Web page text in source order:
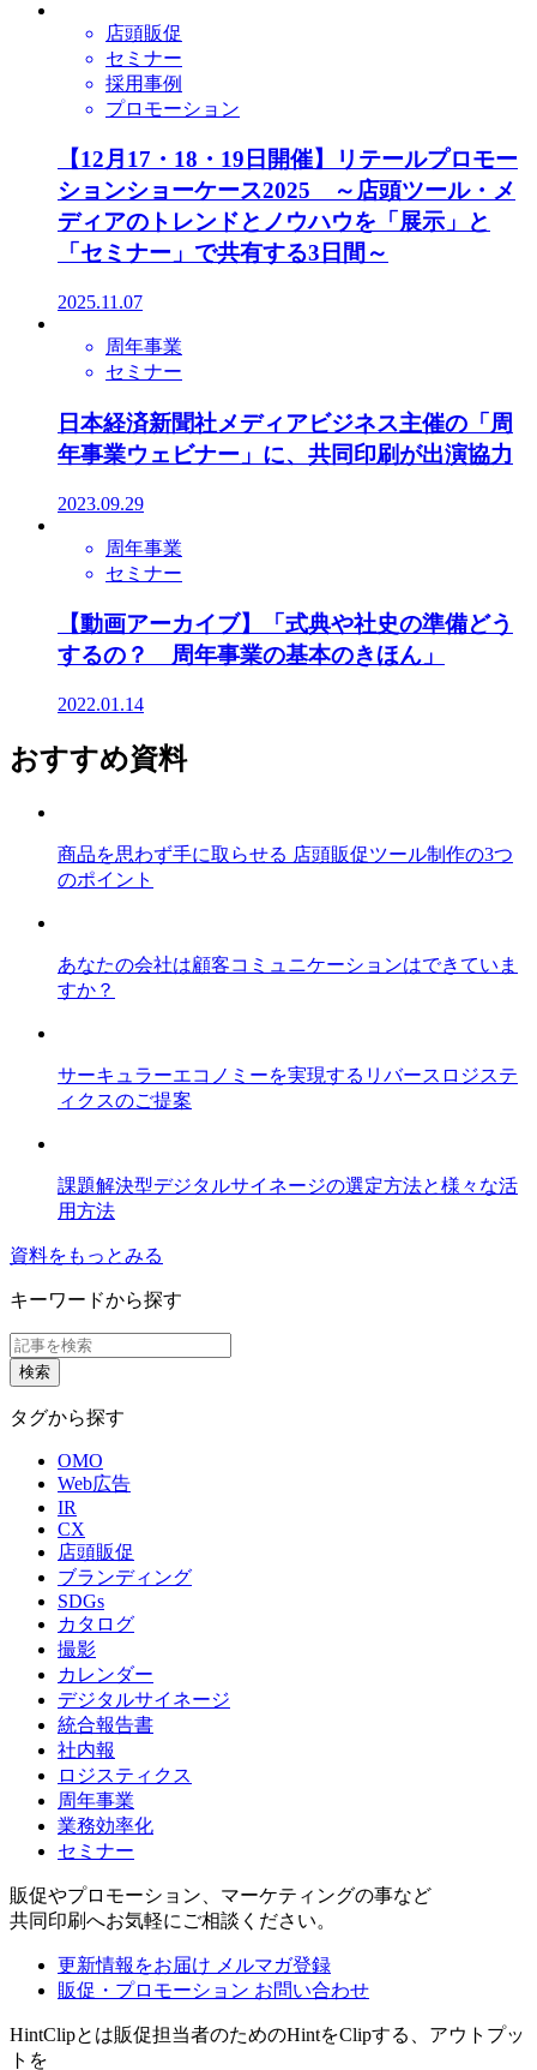
店頭販促
セミナー
採用事例
プロモーション
【12月17・18・19日開催】リテールプロモー
ションショーケース2025 ～店頭ツール・メ
ディアのトレンドとノウハウを「展示」と
「セミナー」で共有する3日間～
2025.11.07
周年事業
セミナー
日本経済新聞社メディアビジネス主催の「周
年事業ウェビナー」に、共同印刷が出演協力
2023.09.29
周年事業
セミナー
【動画アーカイブ】「式典や社史の準備どう
するの？ 周年事業の基本のきほん」
2022.01.14
おすすめ資料
商品を思わず手に取らせる 店頭販促ツール制作の3つ
のポイント
あなたの会社は顧客コミュニケーションはできていま
すか？
サーキュラーエコノミーを実現するリバースロジステ
ィクスのご提案
課題解決型デジタルサイネージの選定方法と様々な活
用方法
資料をもっとみる
キーワードから探す
タグから探す
OMO
Web広告
IR
CX
店頭販促
ブランディング
SDGs
カタログ
撮影
カレンダー
デジタルサイネージ
統合報告書
社内報
ロジスティクス
周年事業
業務効率化
セミナー
販促やプロモーション、マーケティングの事など
共同印刷へお気軽にご相談ください。
更新情報をお届け メルマガ登録
販促・プロモーション お問い合わせ
HintClipとは販促担当者のためのHintをClipする、アウトプッ
トを